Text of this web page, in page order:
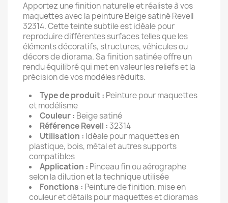
Apportez une finition naturelle et réaliste à vos
maquettes avec la peinture Beige satiné Revell
32314. Cette teinte subtile est idéale pour
reproduire différentes surfaces telles que les
éléments décoratifs, structures, véhicules ou
décors de diorama. Sa finition satinée offre un
rendu équilibré qui met en valeur les reliefs et la
précision de vos modèles réduits.
Type de produit : Peinture pour maquettes
et modélisme
Couleur : Beige satiné
Référence Revell :32314
Utilisation : Idéale pour maquettes en
plastique, bois, métal et autres supports
compatibles
Application : Pinceau fin ou aérographe
selon la dilution et la technique utilisée
Fonctions : Peinture de finition, mise en
couleur et détails pour maquettes et dioramas